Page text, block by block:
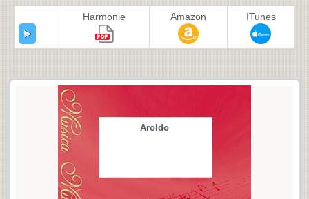
Harmonie Amazon ITunes
Aroldo